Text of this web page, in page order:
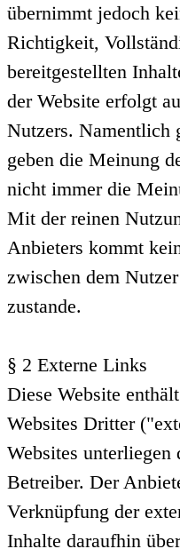
übernimmt jedoch
Richtigkeit,
bereitgestellten
der Website erfolgt
Nutzers. Namentlich
geben die Meinung
nicht immer die
Mit der reinen
Anbieters kommt
zwischen dem
zustande.
§ 2 Externe Links
Diese Website
Websites Dritter
Websites
Betreiber. Der
Verknüpfung der
Inhalte daraufhin